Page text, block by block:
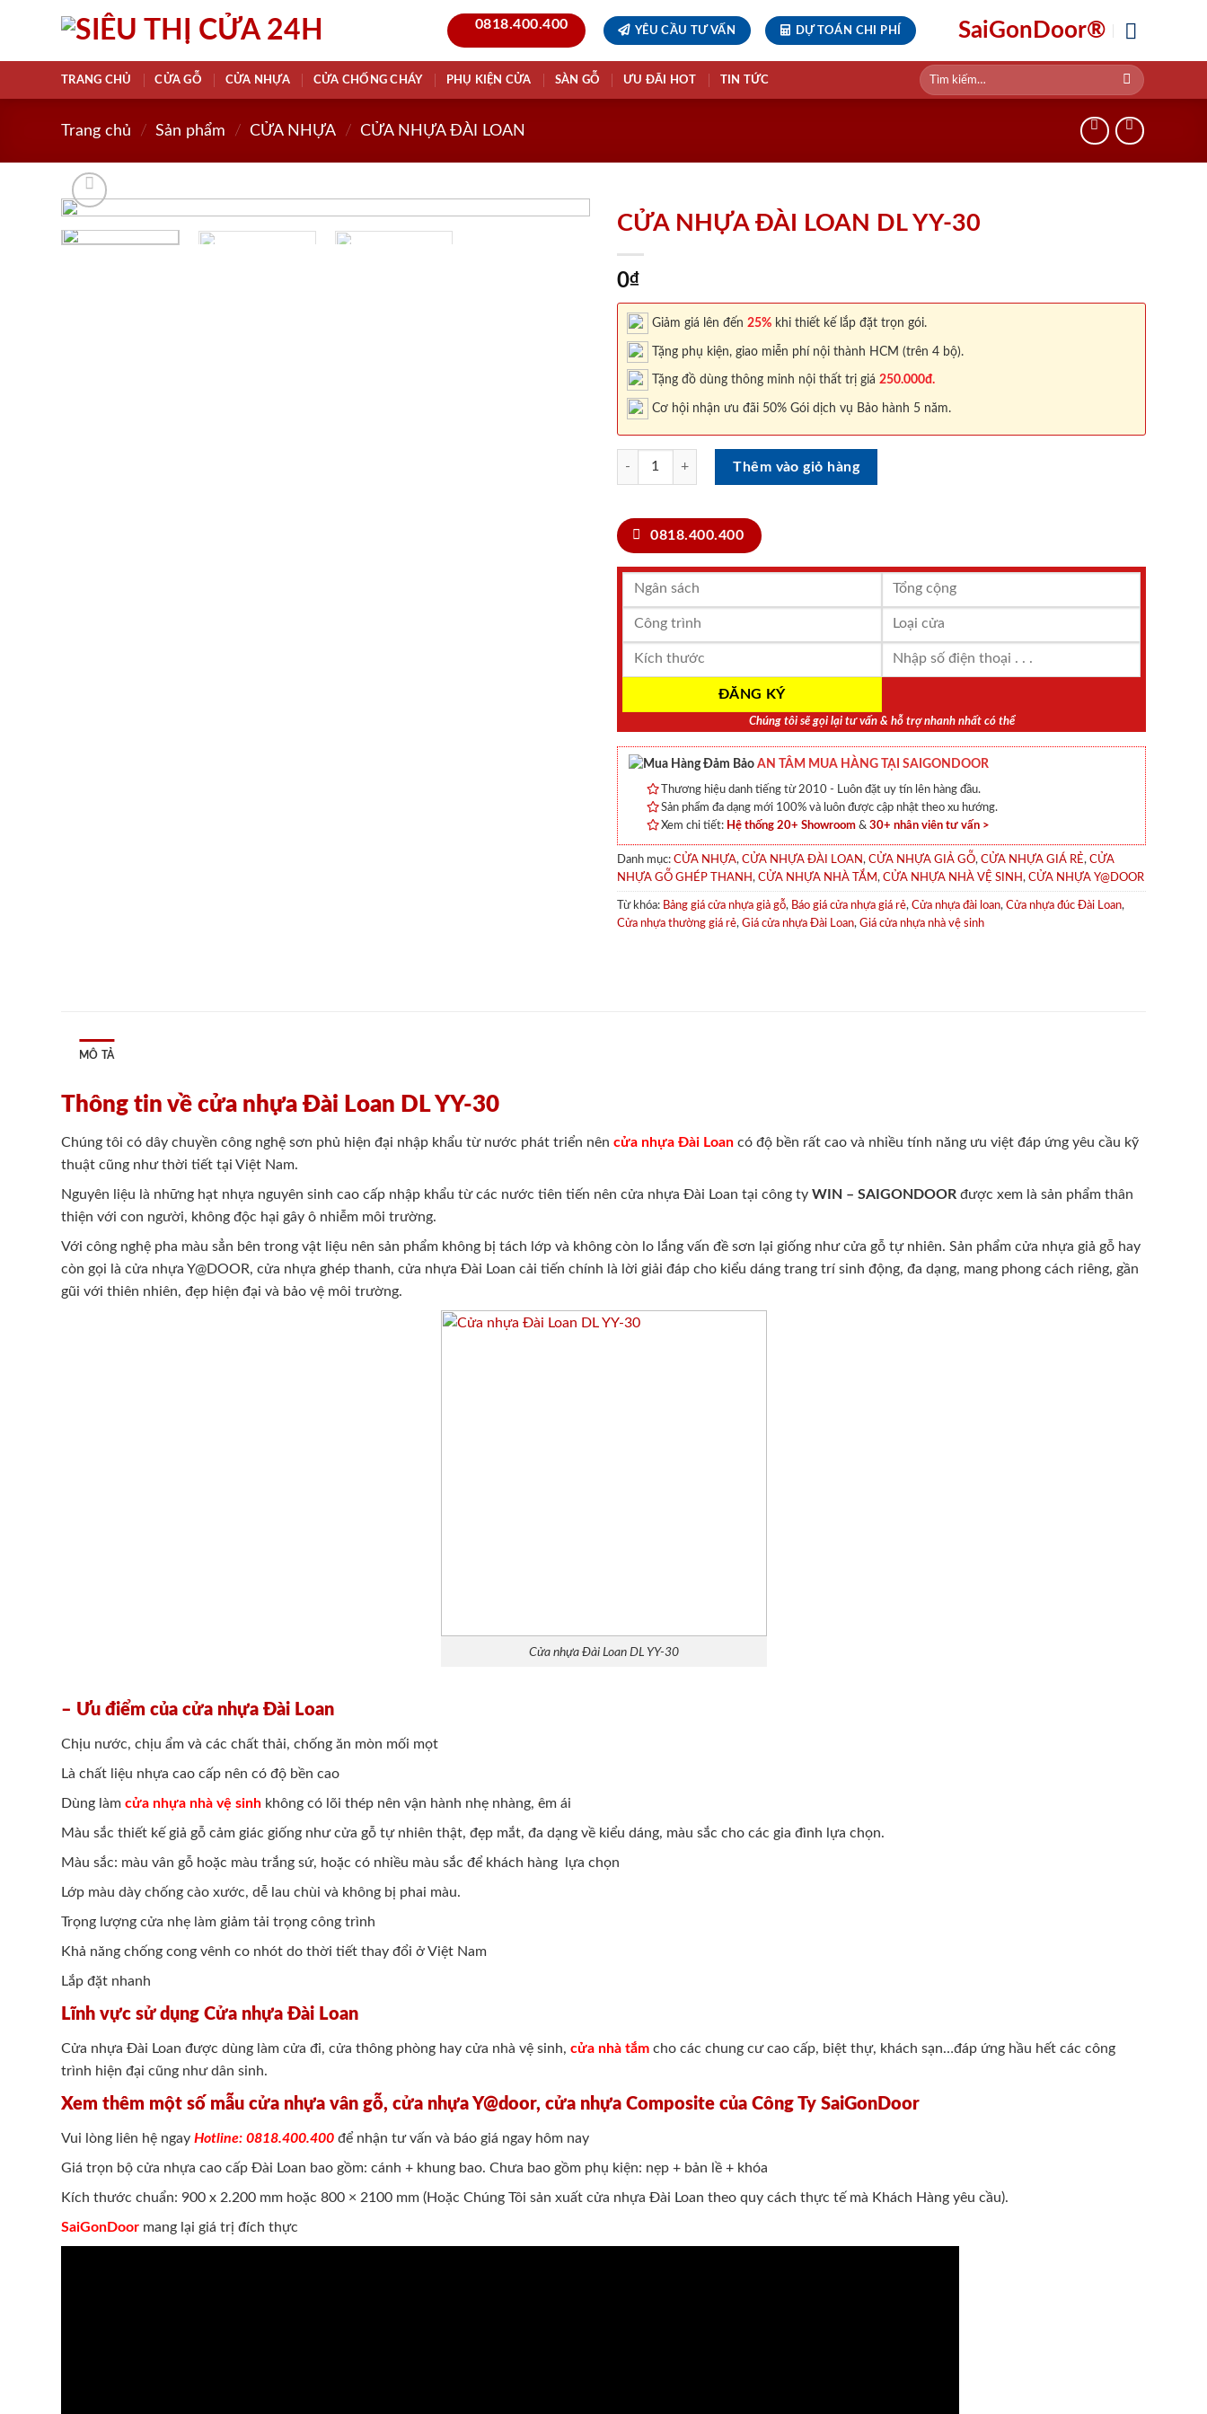
0818.400.400 YÊU CẦU TƯ VẤN DỰ TOÁN CHI PHÍ SaiGonDoor®
TRANG CHỦ CỬA GỖ CỬA NHỰA CỬA CHỐNG CHÁY PHỤ KIỆN CỬA SÀN GỖ ƯU ĐÃI HOT TIN TỨC
Tìm
kiếm:
Trang chủ / Sản phẩm / CỬA NHỰA / CỬA NHỰA ĐÀI LOAN
CỬA NHỰA ĐÀI LOAN DL YY-30
0₫
Giảm giá lên đến 25% khi thiết kế lắp đặt trọn gói.
Tặng phụ kiện, giao miễn phí nội thành HCM (trên 4 bộ).
Tặng đồ dùng thông minh nội thất trị giá 250.000đ.
Cơ hội nhận ưu đãi 50% Gói dịch vụ Bảo hành 5 năm.
CỬA NHỰA ĐÀI LOAN DL YY-30 số lượng
Thêm vào giỏ hàng
0818.400.400
Chúng tôi sẽ gọi lại tư vấn & hỗ trợ nhanh nhất có thể
AN TÂM MUA HÀNG TẠI SAIGONDOOR
Thương hiệu danh tiếng từ 2010 - Luôn đặt uy tín lên hàng đầu.
Sản phẩm đa dạng mới 100% và luôn được cập nhật theo xu hướng.
Xem chi tiết: Hệ thống 20+ Showroom & 30+ nhân viên tư vấn >
Danh mục: CỬA NHỰA, CỬA NHỰA ĐÀI LOAN, CỬA NHỰA GIẢ GỖ, CỬA NHỰA GIÁ RẺ, CỬA
NHỰA GỖ GHÉP THANH, CỬA NHỰA NHÀ TẮM, CỬA NHỰA NHÀ VỆ SINH, CỬA NHỰA Y@DOOR
Từ khóa: Bảng giá cửa nhựa giả gỗ, Báo giá cửa nhựa giá rẻ, Cửa nhựa đài loan, Cửa nhựa đúc Đài Loan,
Cửa nhựa thường giá rẻ, Giá cửa nhựa Đài Loan, Giá cửa nhựa nhà vệ sinh
MÔ TẢ
Thông tin về cửa nhựa Đài Loan DL YY-30
Chúng tôi có dây chuyền công nghệ sơn phủ hiện đại nhập khẩu từ nước phát triển nên cửa nhựa Đài Loan có độ bền rất cao và nhiều tính năng ưu việt đáp ứng yêu cầu kỹ
thuật cũng như thời tiết tại Việt Nam.
Nguyên liệu là những hạt nhựa nguyên sinh cao cấp nhập khẩu từ các nước tiên tiến nên cửa nhựa Đài Loan tại công ty WIN – SAIGONDOOR được xem là sản phẩm thân
thiện với con người, không độc hại gây ô nhiễm môi trường.
Với công nghệ pha màu sẳn bên trong vật liệu nên sản phẩm không bị tách lớp và không còn lo lắng vấn đề sơn lại giống như cửa gỗ tự nhiên. Sản phẩm cửa nhựa giả gỗ hay
còn gọi là cửa nhựa Y@DOOR, cửa nhựa ghép thanh, cửa nhựa Đài Loan cải tiến chính là lời giải đáp cho kiểu dáng trang trí sinh động, đa dạng, mang phong cách riêng, gần
gũi với thiên nhiên, đẹp hiện đại và bảo vệ môi trường.
Cửa nhựa Đài Loan DL YY-30
– Ưu điểm của cửa nhựa Đài Loan
Chịu nước, chịu ẩm và các chất thải, chống ăn mòn mối mọt
Là chất liệu nhựa cao cấp nên có độ bền cao
Dùng làm cửa nhựa nhà vệ sinh không có lõi thép nên vận hành nhẹ nhàng, êm ái
Màu sắc thiết kế giả gỗ cảm giác giống như cửa gỗ tự nhiên thật, đẹp mắt, đa dạng về kiểu dáng, màu sắc cho các gia đình lựa chọn.
Màu sắc: màu vân gỗ hoặc màu trắng sứ, hoặc có nhiều màu sắc để khách hàng lựa chọn
Lớp màu dày chống cào xước, dễ lau chùi và không bị phai màu.
Trọng lượng cửa nhẹ làm giảm tải trọng công trình
Khả năng chống cong vênh co nhót do thời tiết thay đổi ở Việt Nam
Lắp đặt nhanh
Lĩnh vực sử dụng Cửa nhựa Đài Loan
Cửa nhựa Đài Loan được dùng làm cửa đi, cửa thông phòng hay cửa nhà vệ sinh, cửa nhà tắm cho các chung cư cao cấp, biệt thự, khách sạn…đáp ứng hầu hết các công
trình hiện đại cũng như dân sinh.
Xem thêm một số mẫu cửa nhựa vân gỗ, cửa nhựa Y@door, cửa nhựa Composite của Công Ty SaiGonDoor
Vui lòng liên hệ ngay Hotline: 0818.400.400 để nhận tư vấn và báo giá ngay hôm nay
Giá trọn bộ cửa nhựa cao cấp Đài Loan bao gồm: cánh + khung bao. Chưa bao gồm phụ kiện: nẹp + bản lề + khóa
Kích thước chuẩn: 900 x 2.200 mm hoặc 800 × 2100 mm (Hoặc Chúng Tôi sản xuất cửa nhựa Đài Loan theo quy cách thực tế mà Khách Hàng yêu cầu).
SaiGonDoor mang lại giá trị đích thực